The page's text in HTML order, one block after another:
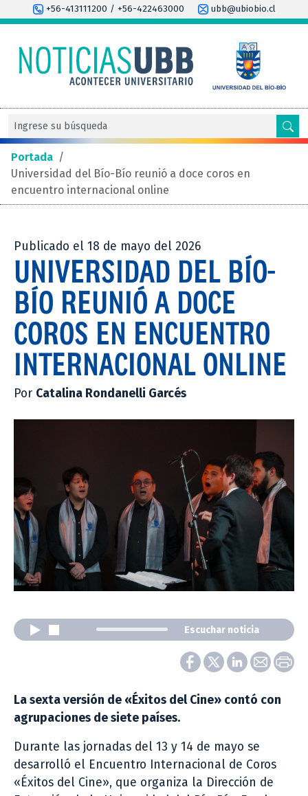
+56-413111200 / +56-422463000 ubb@ubiobio.cl
Portada /
Universidad del Bío-Bío reunió a doce coros en
encuentro internacional online
Publicado el 18 de mayo del 2026
UNIVERSIDAD DEL BÍO-
BÍO REUNIÓ A DOCE
COROS EN ENCUENTRO
INTERNACIONAL ONLINE
Por Catalina Rondanelli Garcés
Escuchar noticia
La sexta versión de «Éxitos del Cine» contó con
agrupaciones de siete países.
Durante las jornadas del 13 y 14 de mayo se
desarrolló el Encuentro Internacional de Coros
«Éxitos del Cine», que organiza la Dirección de